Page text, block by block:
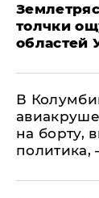
толчки
областей
В
на борту,
политика,